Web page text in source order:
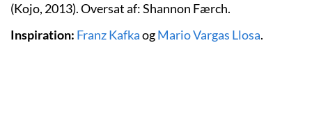
(Kojo, 2013). Oversat af: Shannon Færch.
Inspiration: Franz KafkaogMario Vargas Llosa.